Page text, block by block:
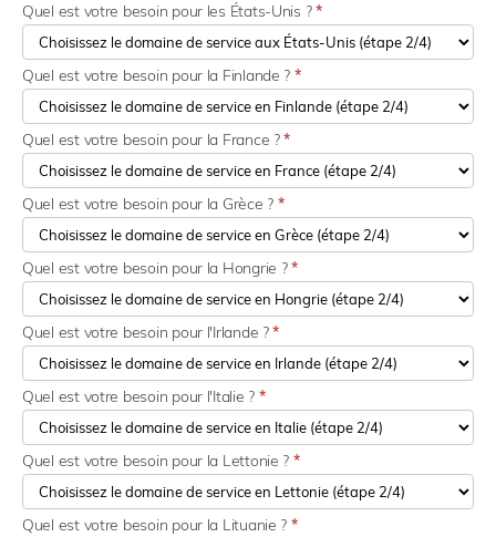
Quel est votre besoin pour les États-Unis ?*
Quel est votre besoin pour la Finlande ? *
Quel est votre besoin pour la France ?*
Quel est votre besoin pour la Grèce ? *
Quel est votre besoin pour la Hongrie ?*
Quel est votre besoin pour l'Irlande ?*
Quel est votre besoin pour l'Italie ? *
Quel est votre besoin pour la Lettonie ? *
Quel est votre besoin pour la Lituanie ? *